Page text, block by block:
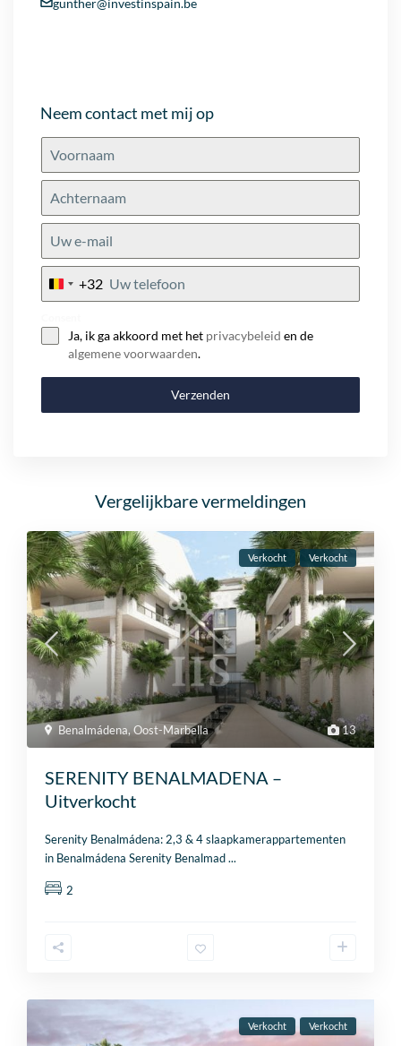
gunther@investinspain.be
Neem contact met mij op
Belgium
+32
Ja, ik ga akkoord met het privacybeleid en de
algemene voorwaarden.
Verzenden
Vergelijkbare vermeldingen
13
Benalmádena,Oost-Marbella
Verkocht Verkocht
SERENITY BENALMADENA –
Uitverkocht
Serenity Benalmádena: 2,3 & 4 slaapkamerappartementen
in Benalmádena Serenity Benalmad...
2
Verkocht Verkocht